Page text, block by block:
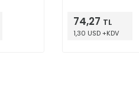
74,27 TL
1,30 USD +KDV